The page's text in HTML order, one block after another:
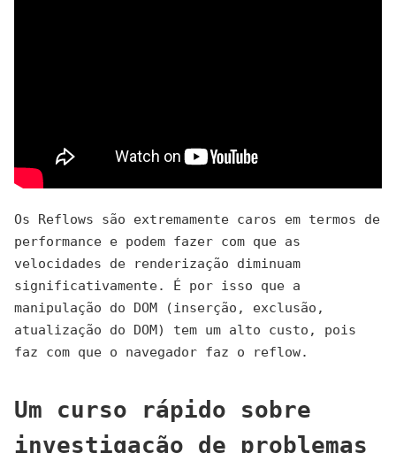
Os Reflows são extremamente caros em termos de
performance e podem fazer com que as
velocidades de renderização diminuam
significativamente. É por isso que a
manipulação do DOM (inserção, exclusão,
atualização do DOM) tem um alto custo, pois
faz com que o navegador faz o reflow.
Um curso rápido sobre
investigação de problemas